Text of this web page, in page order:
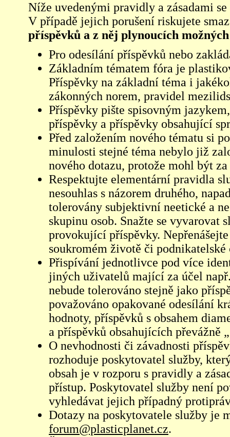
Níže uvedenými pravidly a zásadami
V případě jejich porušení riskujete
příspěvků a z něj plynoucích
Pro odesílání příspěvků nebo
Základním tématem fóra je
Příspěvky na základní téma i
zákonných norem, pravidel
Příspěvky pište spisovným
příspěvky a příspěvky obsahující
Před založením nového tématu si
minulosti stejné téma nebylo již
nového dotazu, protože mohl být
Respektujte elementární pravidla
nesouhlas s názorem druhého,
tolerovány subjektivní neetické a
skupinu osob. Snažte se vyvarovat
provokující příspěvky.
soukromém životě či podnikatelské
Přispívání jednotlivce pod více
jiných uživatelů mající za účel
nebude tolerováno stejně jako
považováno opakované odesílání
hodnoty, příspěvků s obsahem
a příspěvků obsahujících převážně
O nevhodnosti či závadnosti
rozhoduje poskytovatel služby,
obsah je v rozporu s pravidly a
přístup. Poskytovatel služby není
vyhledávat jejich případný
Dotazy na poskytovatele služby je
forum@plasticplanet.cz.